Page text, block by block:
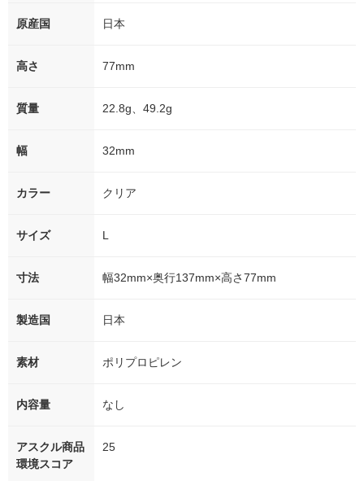
原産国 日本
高さ 77mm
質量 22.8g、49.2g
幅 32mm
カラー クリア
サイズ L
寸法 幅32mm×奥行137mm×高さ77mm
製造国 日本
素材 ポリプロピレン
内容量 なし
アスクル商品
環境スコア
25